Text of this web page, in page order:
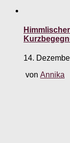
14.
von Annika